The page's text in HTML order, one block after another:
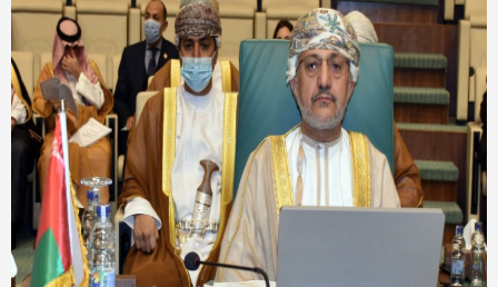
عربية ودولية
تقنيات
تحقيقات صحفية
مقالات
عامة ومنوعات